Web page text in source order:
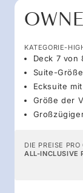
KATEGORIE-
Deck 7 von
Suite-
Ecksuite
Größe der
DIE PREISE
ALL-INCLUSIVE